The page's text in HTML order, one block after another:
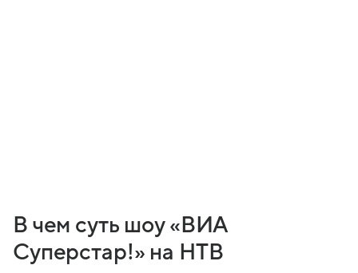
В чем суть шоу «ВИА
Суперстар!» на НТВ